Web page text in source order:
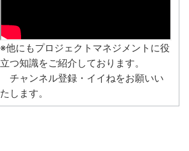
※他にもプロジェクトマネジメントに役
立つ知識をご紹介しております。
チャンネル登録・イイねをお願いい
たします。